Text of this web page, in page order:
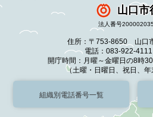
山口市
法人番号
住所：〒753-8650 山口
電話：083-922-4111
開庁時間：月曜～金曜日の8時
（土曜・日曜日、祝日、
組織別電話番号一覧